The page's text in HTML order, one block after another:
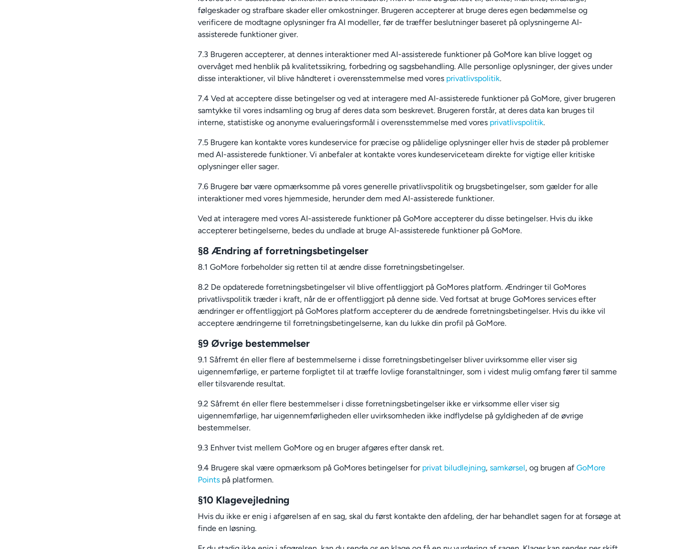
følgeskader og strafbare skader eller omkostninger. Brugeren accepterer at bruge deres egen bedømmelse og
verificere de modtagne oplysninger fra AI modeller, før de træffer beslutninger baseret på oplysningerne AI-
assisterede funktioner giver.
7.3 Brugeren accepterer, at dennes interaktioner med AI-assisterede funktioner på GoMore kan blive logget og
overvåget med henblik på kvalitetssikring, forbedring og sagsbehandling. Alle personlige oplysninger, der gives under
disse interaktioner, vil blive håndteret i overensstemmelse med vores privatlivspolitik.
7.4 Ved at acceptere disse betingelser og ved at interagere med AI-assisterede funktioner på GoMore, giver brugeren
samtykke til vores indsamling og brug af deres data som beskrevet. Brugeren forstår, at deres data kan bruges til
interne, statistiske og anonyme evalueringsformål i overensstemmelse med vores privatlivspolitik.
7.5 Brugere kan kontakte vores kundeservice for præcise og pålidelige oplysninger eller hvis de støder på problemer
med AI-assisterede funktioner. Vi anbefaler at kontakte vores kundeserviceteam direkte for vigtige eller kritiske
oplysninger eller sager.
7.6 Brugere bør være opmærksomme på vores generelle privatlivspolitik og brugsbetingelser, som gælder for alle
interaktioner med vores hjemmeside, herunder dem med AI-assisterede funktioner.
Ved at interagere med vores AI-assisterede funktioner på GoMore accepterer du disse betingelser. Hvis du ikke
accepterer betingelserne, bedes du undlade at bruge AI-assisterede funktioner på GoMore.
§8 Ændring af forretningsbetingelser
8.1 GoMore forbeholder sig retten til at ændre disse forretningsbetingelser.
8.2 De opdaterede forretningsbetingelser vil blive offentliggjort på GoMores platform. Ændringer til GoMores
privatlivspolitik træder i kraft, når de er offentliggjort på denne side. Ved fortsat at bruge GoMores services efter
ændringer er offentliggjort på GoMores platform accepterer du de ændrede forretningsbetingelser. Hvis du ikke vil
acceptere ændringerne til forretningsbetingelserne, kan du lukke din profil på GoMore.
§9 Øvrige bestemmelser
9.1 Såfremt én eller flere af bestemmelserne i disse forretningsbetingelser bliver uvirksomme eller viser sig
uigennemførlige, er parterne forpligtet til at træffe lovlige foranstaltninger, som i videst mulig omfang fører til samme
eller tilsvarende resultat.
9.2 Såfremt én eller flere bestemmelser i disse forretningsbetingelser ikke er virksomme eller viser sig
uigennemførlige, har uigennemførligheden eller uvirksomheden ikke indflydelse på gyldigheden af de øvrige
bestemmelser.
9.3 Enhver tvist mellem GoMore og en bruger afgøres efter dansk ret.
9.4 Brugere skal være opmærksom på GoMores betingelser for privat biludlejning, samkørsel, og brugen af GoMore
Points på platformen.
§10 Klagevejledning
Hvis du ikke er enig i afgørelsen af en sag, skal du først kontakte den afdeling, der har behandlet sagen for at forsøge at
finde en løsning.